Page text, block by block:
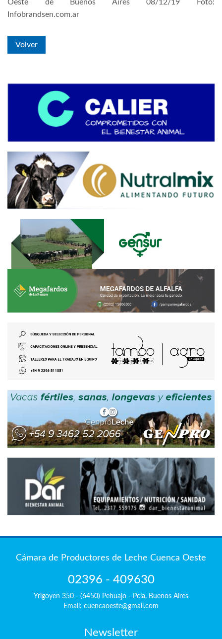
Oeste de Buenos Aires 08/12/19 Foto:
Infobrandsen.com.ar
Volver
Cámara de Productores de Leche Cuenca Oeste
02396 - 409630
Yrigoyen 350 - (6450) Pehuajo - Pcia. Buenos Aires
Email: cuencaoeste@gmail.com
Newsletter